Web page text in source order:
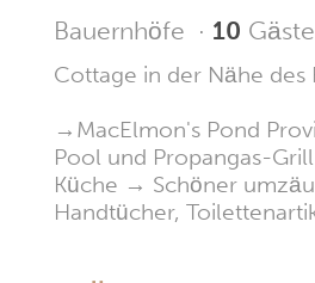
Bauernhöfe · 10 Gäste
Cottage in der Nähe des
→MacElmon's Pond
Pool und Propangas-
Küche → Schöner
Handtücher,